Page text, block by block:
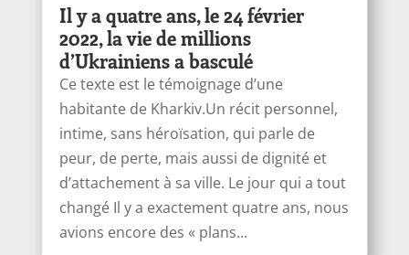
Il y a quatre ans, le 24 février
2022, la vie de millions
d’Ukrainiens a basculé
Ce texte est le témoignage d’une
habitante de Kharkiv.Un récit personnel,
intime, sans héroïsation, qui parle de
peur, de perte, mais aussi de dignité et
d’attachement à sa ville. Le jour qui a tout
changé Il y a exactement quatre ans, nous
avions encore des « plans...